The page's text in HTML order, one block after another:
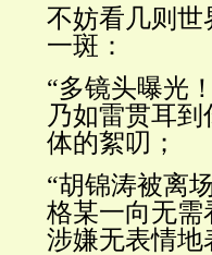
不妨看几则世
一斑：
“多镜头曝光
乃如雷贯耳
体的絮叨；
“胡锦涛被离
格某一向无需
涉嫌无表情地